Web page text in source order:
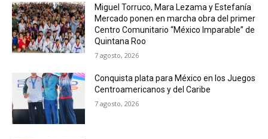
Miguel Torruco, Mara Lezama y Estefanía
Mercado ponen en marcha obra del primer
Centro Comunitario “México Imparable” de
Quintana Roo
7 agosto, 2026
Conquista plata para México en los Juegos
Centroamericanos y del Caribe
7 agosto, 2026